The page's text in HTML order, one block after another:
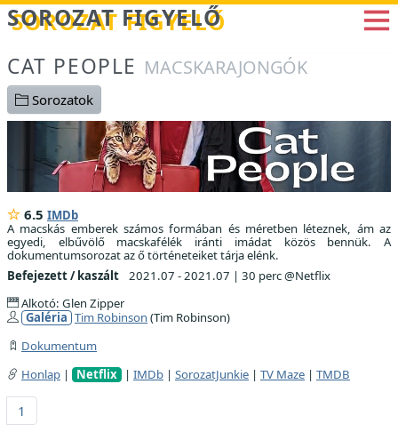
Betöltés...
SOROZAT FIGYELŐ
CAT PEOPLE MACSKARAJONGÓK
Sorozatok
6.5 IMDb
A macskás emberek számos formában és méretben léteznek, ám az
egyedi, elbűvölő macskafélék iránti imádat közös bennük. A
dokumentumsorozat az ő történeteiket tárja elénk.
Befejezett / kaszált
2021.07 - 2021.07 | 30 perc @Netflix
Alkotó: Glen Zipper
Galéria Tim Robinson (Tim Robinson)
Dokumentum
Honlap | Netflix | IMDb | SorozatJunkie | TV Maze | TMDB
1